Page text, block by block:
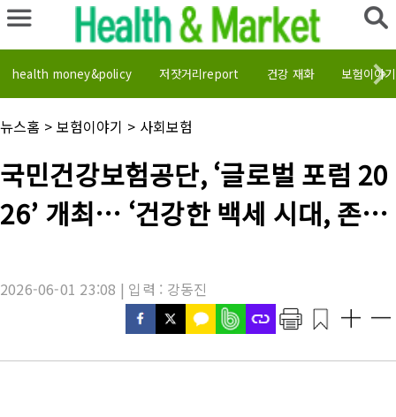
health money&policy 저잣거리report 건강 재화 보험이야기
채
널
:
뉴스홈 > 보험이야기 > 사회보험
기
사
목
:
국민건강보험공단, ‘글로벌 포럼 20
26’ 개최… ‘건강한 백세 시대, 존엄
2026-06-01 23:08 | 입력 : 강동진